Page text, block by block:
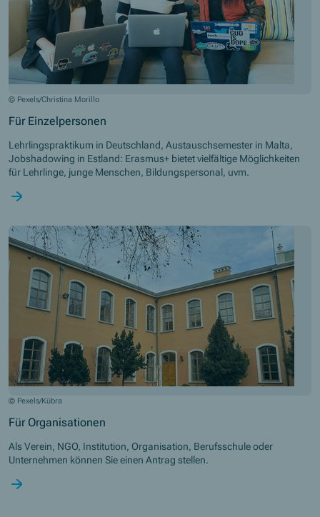
© Pexels/Christina Morillo
Für Einzelpersonen
Lehrlingspraktikum in Deutschland, Austauschsemester in Malta,
Jobshadowing in Estland: Erasmus+ bietet vielfältige Möglichkeiten
für Lehrlinge, junge Menschen, Bildungspersonal, uvm.
© Pexels/Kübra
Für Organisationen
Als Verein, NGO, Institution, Organisation, Berufsschule oder
Unternehmen können Sie einen Antrag stellen.